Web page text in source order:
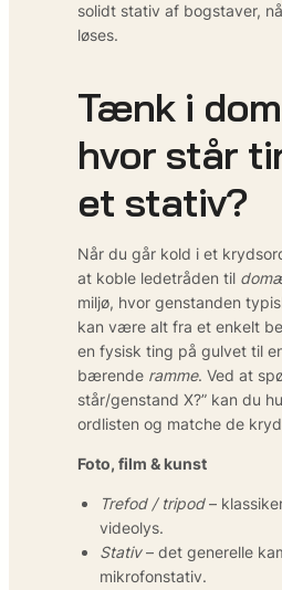
solidt stativ af bogstaver,
løses.
Tænk i
hvor står
et stativ?
Når du går kold i et
at koble ledetråden til
miljø, hvor genstanden
kan være alt fra et enkelt
en fysisk ting på gulvet til
bærende ramme. Ved at
står/genstand X?” kan du
ordlisten og matche de
Foto, film & kunst
Trefod / tripod–
videolys.
Stativ– det generelle
mikrofonstativ.